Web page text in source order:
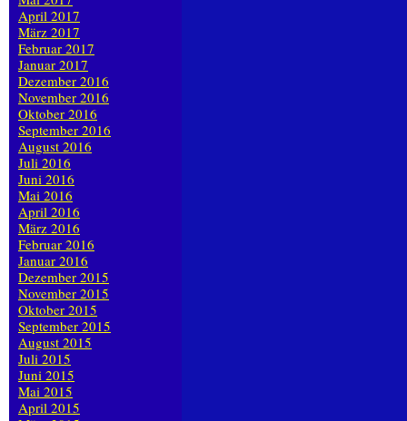
April 2017
März 2017
Februar 2017
Januar 2017
Dezember 2016
November 2016
Oktober 2016
September 2016
August 2016
Juli 2016
Juni 2016
Mai 2016
April 2016
März 2016
Februar 2016
Januar 2016
Dezember 2015
November 2015
Oktober 2015
September 2015
August 2015
Juli 2015
Juni 2015
Mai 2015
April 2015